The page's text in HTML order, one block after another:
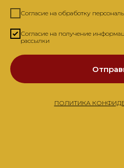
Согласие на обработку
Согласие на получение
рассылки
ПОЛИТИКА